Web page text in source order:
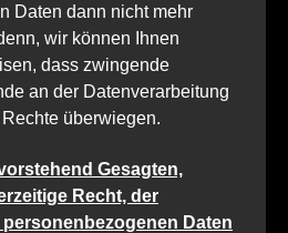
Daten dann nicht mehr
wir können Ihnen
dass zwingende
an der Datenverarbeitung
Rechte überwiegen.
Gesagten,
Recht, der
Daten